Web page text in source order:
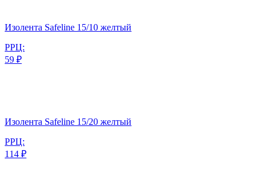
Изолента Safeline 15/10 желтый
РРЦ:
59 ₽
Изолента Safeline 15/20 желтый
РРЦ:
114 ₽